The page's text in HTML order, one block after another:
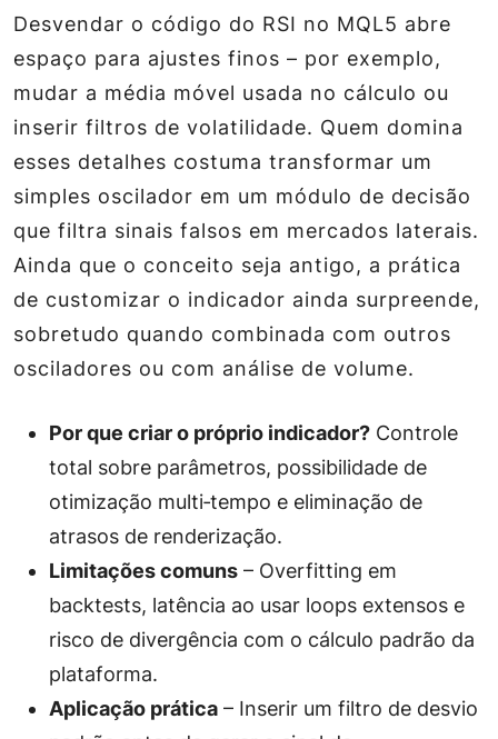
Desvendar o código do RSI no MQL5 abre
espaço para ajustes finos – por exemplo,
mudar a média móvel usada no cálculo ou
inserir filtros de volatilidade. Quem domina
esses detalhes costuma transformar um
simples oscilador em um módulo de decisão
que filtra sinais falsos em mercados laterais.
Ainda que o conceito seja antigo, a prática
de customizar o indicador ainda surpreende,
sobretudo quando combinada com outros
osciladores ou com análise de volume.
Por que criar o próprio indicador? Controle
total sobre parâmetros, possibilidade de
otimização multi‑tempo e eliminação de
atrasos de renderização.
Limitações comuns – Overfitting em
backtests, latência ao usar loops extensos e
risco de divergência com o cálculo padrão da
plataforma.
Aplicação prática – Inserir um filtro de desvio